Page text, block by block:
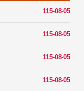
115-08-05
115-08-05
115-08-05
115-08-05